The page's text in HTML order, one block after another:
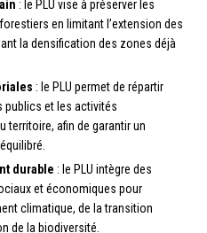
: le PLU vise à préserver les
en limitant l’extension des
la densification des zones déjà
: le PLU permet de répartir
publics et les activités
territoire, afin de garantir un
durable : le PLU intègre des
et économiques pour
climatique, de la transition
de la biodiversité.